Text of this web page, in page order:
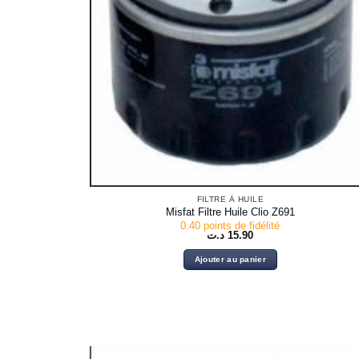
FILTRE À HUILE
Misfat Filtre Huile Clio Z691
0.40 points de fidélité
15.90 د.ت
Ajouter au panier